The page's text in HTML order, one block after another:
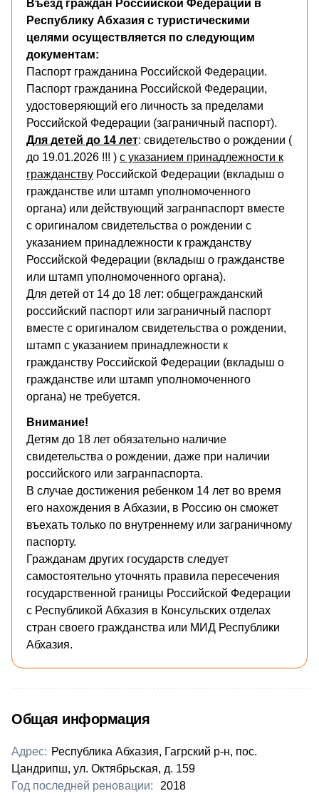
Въезд граждан Российской Федерации в
Республику Абхазия с туристическими
целями осуществляется по следующим
документам:
Паспорт гражданина Российской Федерации.
Паспорт гражданина Российской Федерации,
удостоверяющий его личность за пределами
Российской Федерации (заграничный паспорт).
Для детей до 14 лет: свидетельство о рождении (
до 19.01.2026 !!! ) с указанием принадлежности к
гражданству Российской Федерации (вкладыш о
гражданстве или штамп уполномоченного
органа) или действующий загранпаспорт вместе
с оригиналом свидетельства о рождении с
указанием принадлежности к гражданству
Российской Федерации (вкладыш о гражданстве
или штамп уполномоченного органа).
Для детей от 14 до 18 лет: общегражданский
российский паспорт или заграничный паспорт
вместе с оригиналом свидетельства о рождении,
штамп с указанием принадлежности к
гражданству Российской Федерации (вкладыш о
гражданстве или штамп уполномоченного
органа) не требуется.
Внимание!
Детям до 18 лет обязательно наличие
свидетельства о рождении, даже при наличии
российского или загранпаспорта.
В случае достижения ребенком 14 лет во время
его нахождения в Абхазии, в Россию он сможет
въехать только по внутреннему или заграничному
паспорту.
Гражданам других государств следует
самостоятельно уточнять правила пересечения
государственной границы Российской Федерации
с Республикой Абхазия в Консульских отделах
стран своего гражданства или МИД Республики
Абхазия.
Общая информация
Адрес: Республика Абхазия, Гагрский р-н, пос.
Цандрипш, ул. Октябрьская, д. 159
Год последней реновации:
2018